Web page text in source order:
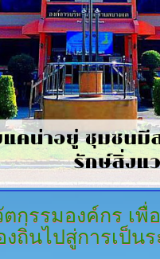
กรรมองค์กร เพื่
ถิ่นไปสู่การเป็น